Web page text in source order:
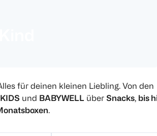
für deinen kleinen Liebling. Von den
und BABYWELL über Snacks, bis
.